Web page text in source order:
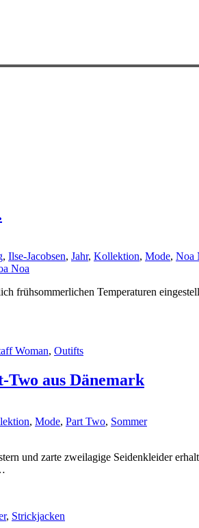
, Ilse-Jacobsen, Jahr, Kollektion, Mode, Noa
Temperaturen
Woman, Outifts
aus Dänemark
, Mode, Part Two, Sommer
und zarte zweilagige Seidenkleider
, Strickjacken